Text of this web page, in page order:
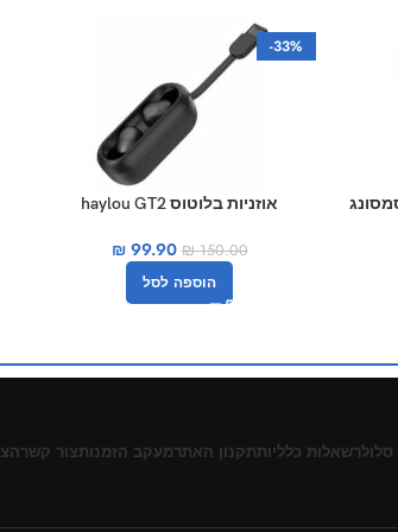
-33%
אוזניות בלוטוס haylou GT2
₪150.00
₪99.90
הוספה לסל
סלולרשאלות כלליותתקנון האתרמעקב הזמנותצור קשר